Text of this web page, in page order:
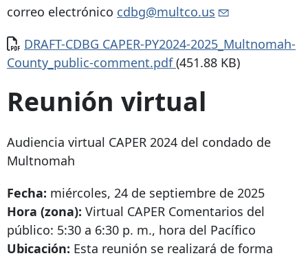
correo electrónico cdbg@multco.us
Documento
DRAFT-CDBG CAPER-PY2024-2025_Multnomah-
County_public-comment.pdf(451.88 KB)
Reunión virtual
Audiencia virtual CAPER 2024 del condado de
Multnomah
Fecha: miércoles, 24 de septiembre de 2025
Hora (zona): Virtual CAPER Comentarios del
público: 5:30 a 6:30 p. m., hora del Pacífico
Ubicación: Esta reunión se realizará de forma